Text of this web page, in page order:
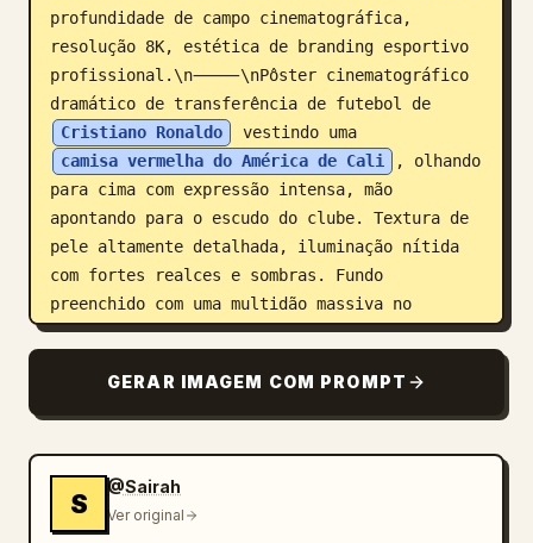
profundidade de campo cinematográfica,
resolução 8K, estética de branding esportivo
profissional.\n⸻\nPôster cinematográfico
dramático de transferência de futebol de
Cristiano Ronaldo
vestindo uma
camisa vermelha do América de Cali
, olhando
para cima com expressão intensa, mão
apontando para o escudo do clube. Textura de
pele altamente detalhada, iluminação nítida
com fortes realces e sombras. Fundo
preenchido com uma multidão massiva no
estádio, sinalizadores vermelhos, fumaça e
poderosa. Inclua tipografia grande e em
negrito “ RONALDO #7 ” em fonte desgastada
contraste, gradação cinematográfica. Adicione
o escudo do clube, logotipos de
patrocinadores e efeitos de iluminação
GERAR IMAGEM COM PROMPT
S
@Sairah
Ver original